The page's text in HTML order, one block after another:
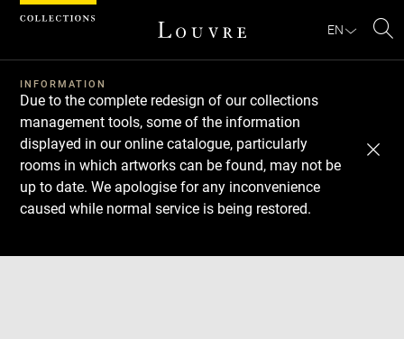
EN
INFORMATION
Due to the complete redesign of our collections
management tools, some of the information
displayed in our online catalogue, particularly
rooms in which artworks can be found, may not be
up to date. We apologise for any inconvenience
caused while normal service is being restored.
Download
Next
Previous
Cookies management panel